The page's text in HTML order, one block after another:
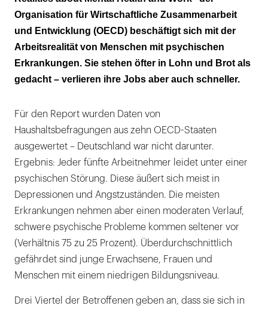
Ein Warnsystem gefordert
Die OECD
Organisation für Wirtschaftliche Zusammenarbeit
und Entwicklung (OECD) beschäftigt sich mit der
Arbeitsrealität von Menschen mit psychischen
Erkrankungen. Sie stehen öfter in Lohn und Brot als
gedacht – verlieren ihre Jobs aber auch schneller.
Für den Report wurden Daten von
Haushaltsbefragungen aus zehn OECD-Staaten
ausgewertet – Deutschland war nicht darunter.
Ergebnis: Jeder fünfte Arbeitnehmer leidet unter einer
psychischen Störung. Diese äußert sich meist in
Depressionen und Angstzuständen. Die meisten
Erkrankungen nehmen aber einen moderaten Verlauf,
schwere psychische Probleme kommen seltener vor
(Verhältnis 75 zu 25 Prozent). Überdurchschnittlich
gefährdet sind junge Erwachsene, Frauen und
Menschen mit einem niedrigen Bildungsniveau.
Drei Viertel der Betroffenen geben an, dass sie sich in